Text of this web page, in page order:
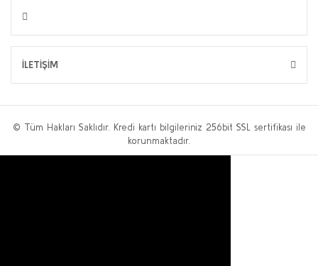
İLETİŞİM
© Tüm Hakları Saklıdır. Kredi kartı bilgileriniz 256bit SSL sertifikası ile
korunmaktadır.